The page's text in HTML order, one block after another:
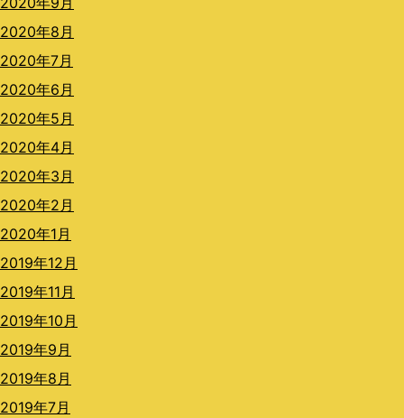
2020年8月
2020年7月
2020年6月
2020年5月
2020年4月
2020年3月
2020年2月
2020年1月
2019年12月
2019年11月
2019年10月
2019年9月
2019年8月
2019年7月